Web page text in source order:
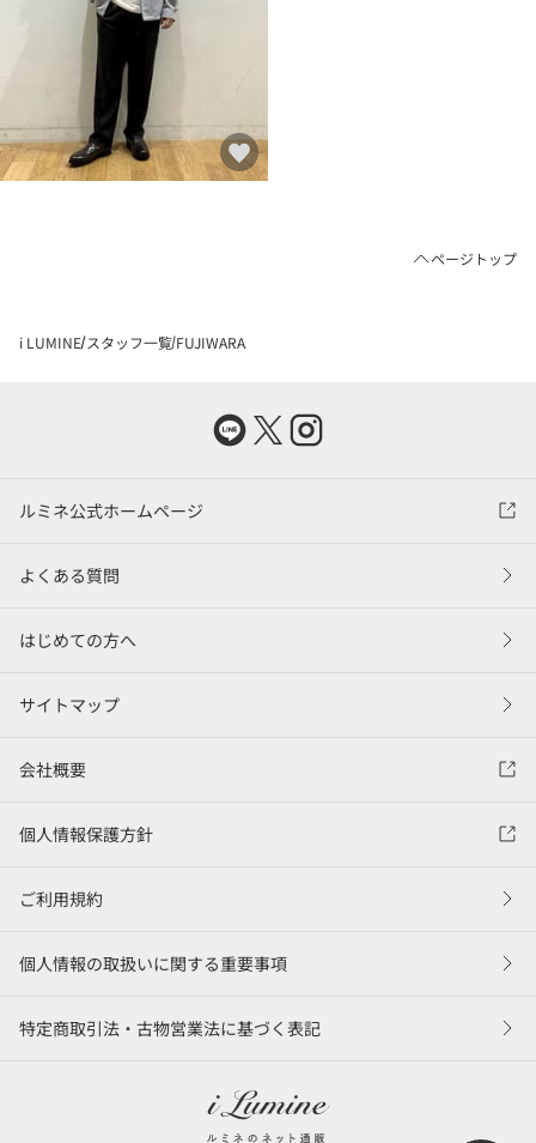
ページトップ
i LUMINE スタッフ一覧 FUJIWARA
ルミネ公式ホームページ
よくある質問
はじめての方へ
サイトマップ
会社概要
個人情報保護方針
ご利用規約
個人情報の取扱いに関する重要事項
特定商取引法・古物営業法に基づく表記